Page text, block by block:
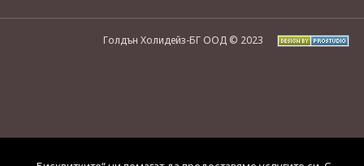
Голдън Холидейз-БГ ООД © 2023